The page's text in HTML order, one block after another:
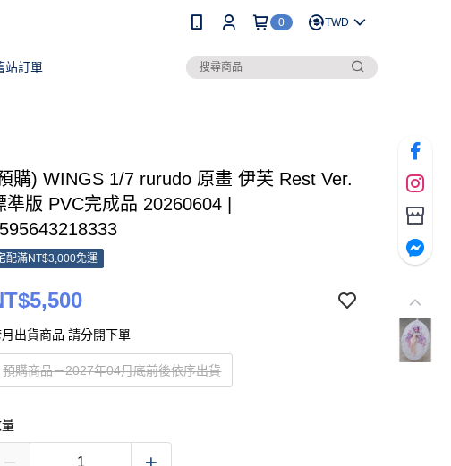
0 TWD
站訂單
購) WINGS 1/7 rurudo 原畫 伊芙 Rest Ver.
準版 PVC完成品 20260604 |
配滿NT$3,000免運
月出貨商品 請分開下單
預購商品－2027年04月底前後依序出貨